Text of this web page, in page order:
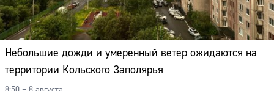
Небольшие дожди и умеренный ветер ожидаются на
территории Кольского Заполярья